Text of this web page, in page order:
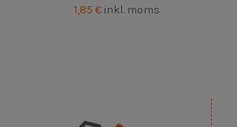
1,85 € inkl. moms